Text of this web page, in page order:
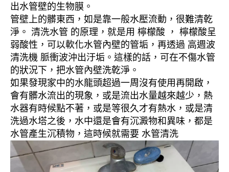
出水管壁的生物膜。
管壁上的髒東西，如是靠一般水壓流動，很難清乾
淨。 清洗水管 的原理，就是用 檸檬酸 ， 檸檬酸呈
弱酸性，可以軟化水管內壁的管垢，再透過 高週波
清洗機 脈衝波沖出汙垢。這樣的話，可在不傷水管
的狀況下，把水管內壁洗乾淨。
如果發現家中的水龍頭超過一周沒有使用再開啟，
會有髒水流出的現象，或是流出水量越來越少，熱
水器有時候點不著，或是等很久才有熱水，或是清
洗過水塔之後，水中還是會有沉澱物和異味，都是
水管產生沉積物，這時候就需要 水管清洗